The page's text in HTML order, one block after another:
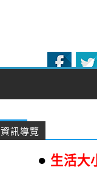
資訊導覽
● 生活大